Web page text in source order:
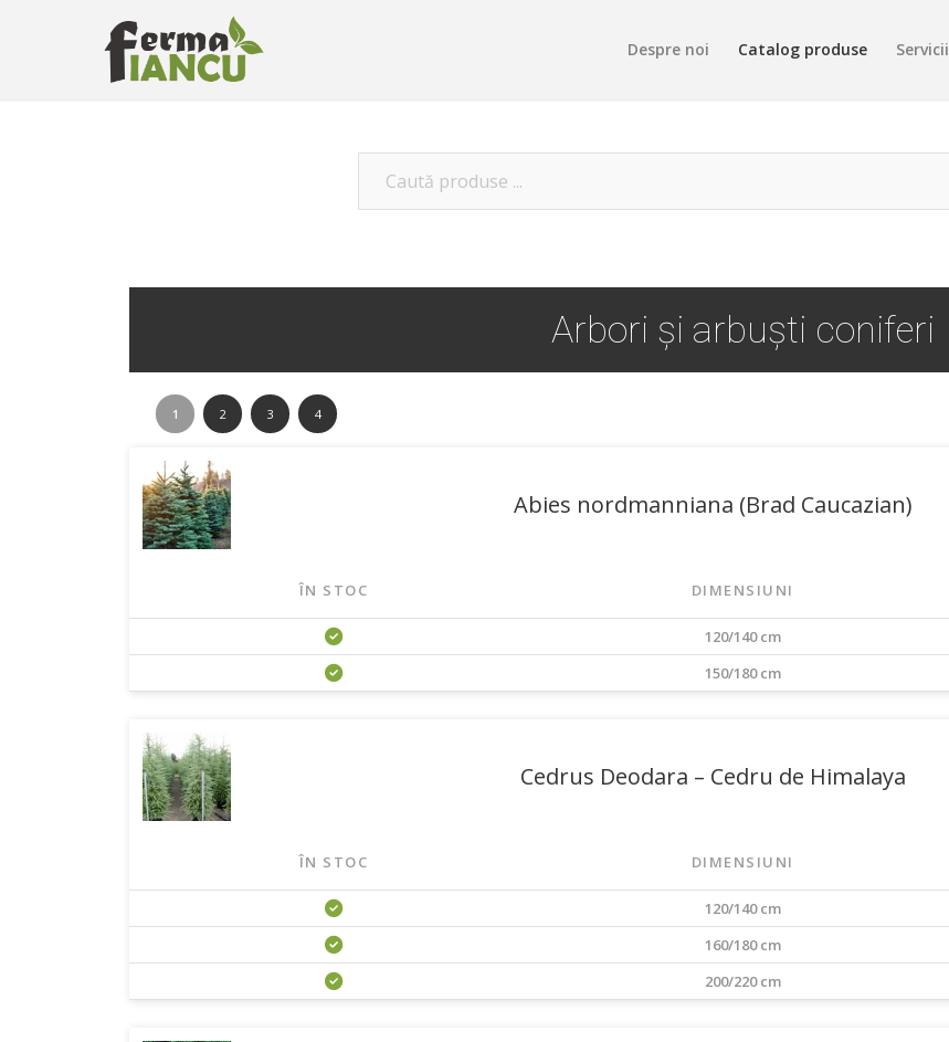
Despre noi Catalog produse Servicii
Arbori și arbuști coniferi
1 2 3 4
Abies nordmanniana (Brad Caucazian)
ÎN STOC DIMENSIUNI
120/140 cm
150/180 cm
Cedrus Deodara – Cedru de Himalaya
ÎN STOC DIMENSIUNI
120/140 cm
160/180 cm
200/220 cm